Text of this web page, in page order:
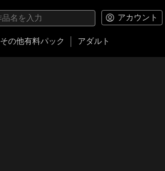
アカウント
その他有料パック アダルト